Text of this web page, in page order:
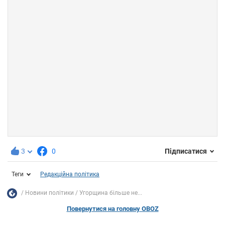
3 0 Підписатися
Теги Редакційна політика
Новини політики Угорщина більше не...
Повернутися на головну OBOZ